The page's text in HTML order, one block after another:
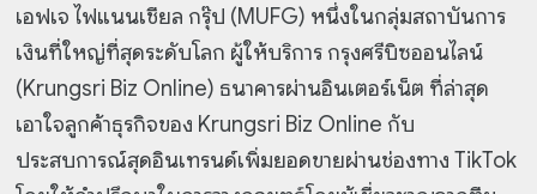
เอฟเจ ไฟแนนเชียล กรุ๊ป (MUFG) หนึ่งในกลุ่มสถาบันการ
เงินที่ใหญ่ที่สุดระดับโลก ผู้ให้บริการ กรุงศรีบิซออนไลน์
(Krungsri Biz Online) ธนาคารผ่านอินเตอร์เน็ต ที่ล่าสุด
เอาใจลูกค้าธุรกิจของ Krungsri Biz Online กับ
ประสบการณ์สุดอินเทรนด์เพิ่มยอดขายผ่านช่องทาง TikTok